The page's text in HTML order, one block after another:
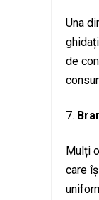
Una
de
Mulți
care